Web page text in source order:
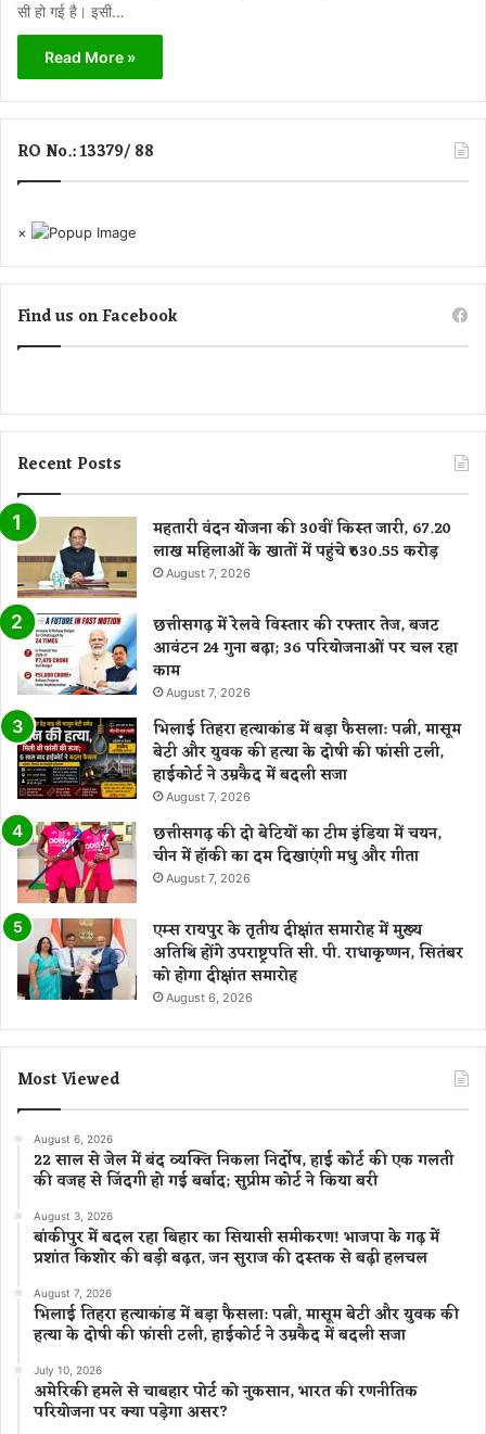
सी हो गई है। इसी…
Read More »
RO No.: 13379/ 88
×
Find us on Facebook
Recent Posts
महतारी वंदन योजना की 30वीं किस्त जारी, 67.20
लाख महिलाओं के खातों में पहुंचे ₹630.55 करोड़
August 7, 2026
छत्तीसगढ़ में रेलवे विस्तार की रफ्तार तेज, बजट
आवंटन 24 गुना बढ़ा; 36 परियोजनाओं पर चल रहा
काम
August 7, 2026
भिलाई तिहरा हत्याकांड में बड़ा फैसला: पत्नी, मासूम
बेटी और युवक की हत्या के दोषी की फांसी टली,
हाईकोर्ट ने उम्रकैद में बदली सजा
August 7, 2026
छत्तीसगढ़ की दो बेटियों का टीम इंडिया में चयन,
चीन में हॉकी का दम दिखाएंगी मधु और गीता
August 7, 2026
एम्स रायपुर के तृतीय दीक्षांत समारोह में मुख्य
अतिथि होंगे उपराष्ट्रपति सी. पी. राधाकृष्णन, सितंबर
को होगा दीक्षांत समारोह
August 6, 2026
Most Viewed
August 6, 2026
22 साल से जेल में बंद व्यक्ति निकला निर्दोष, हाई कोर्ट की एक गलती
की वजह से जिंदगी हो गई बर्बाद; सुप्रीम कोर्ट ने किया बरी
August 3, 2026
बांकीपुर में बदल रहा बिहार का सियासी समीकरण! भाजपा के गढ़ में
प्रशांत किशोर की बड़ी बढ़त, जन सुराज की दस्तक से बढ़ी हलचल
August 7, 2026
भिलाई तिहरा हत्याकांड में बड़ा फैसला: पत्नी, मासूम बेटी और युवक की
हत्या के दोषी की फांसी टली, हाईकोर्ट ने उम्रकैद में बदली सजा
July 10, 2026
अमेरिकी हमले से चाबहार पोर्ट को नुकसान, भारत की रणनीतिक
परियोजना पर क्या पड़ेगा असर?